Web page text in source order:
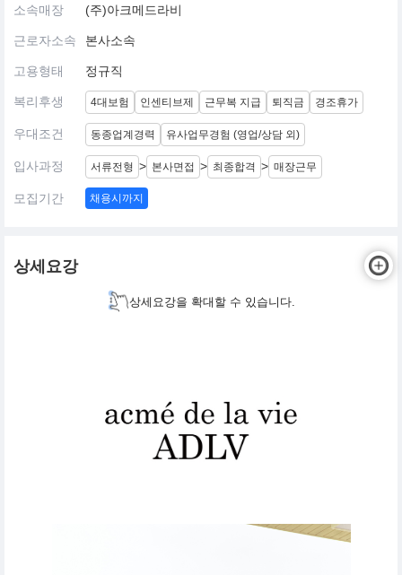
소속매장 (주)아크메드라비
근로자소속 본사소속
고용형태 정규직
복리후생 4대보험 인센티브제 근무복 지급 퇴직금 경조휴가
우대조건 동종업계경력 유사업무경험 (영업/상담 외)
입사과정 서류전형 > 본사면접 > 최종합격 > 매장근무
모집기간 채용시까지
상세요강
상세요강을 확대할 수 있습니다.